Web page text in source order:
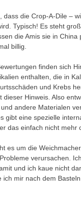
dass die Crop-A-Dile –
Typisch! Es steht
die Amis sie in China
billig.
finden sich
enthalten, die in
und Krebs
dieser Hinweis. Also
andere Materialen
gibt eine spezielle
das einfach nicht mehr
es um die
verursachen.
und ich kaue nicht
ich mir nach dem